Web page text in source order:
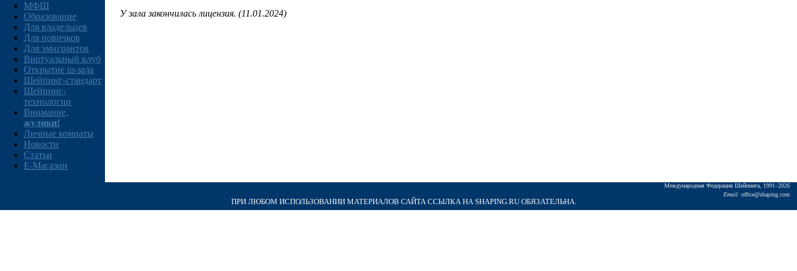
МФШ
Образование
Для владельцев
Для новичков
Для эмигрантов
Виртуальный клуб
Открытие ш-зала
Шейпинг-стандарт
Шейпинг-
технологии
Внимание,
жулики!
Личные комнаты
Новости
Статьи
E-Магазин
У зала закончилась лицензия. (11.01.2024)
Междунаpодная Федеpация Шейпинга, 1991–2026
Email: office@shaping.com
ПРИ ЛЮБОМ ИСПОЛЬЗОВАНИИ МАТЕРИАЛОВ САЙТА ССЫЛКА НА SHAPING.RU ОБЯЗАТЕЛЬНА.